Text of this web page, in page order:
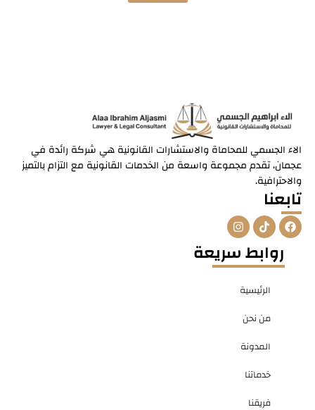
الاء الجسمي للمحاماة والاستشارات القانونية هي شركة رائدة في
عجمان، تقدم مجموعة واسعة من الخدمات القانونية مع التزام بالتميز
والاحترافية.
تابعنا
F
a
c
b
T
i
k
t
o
I
n
s
t
a
روابط سريعة
الرئيسية
من نحن
المدونة
خدماتنا
فريقنا